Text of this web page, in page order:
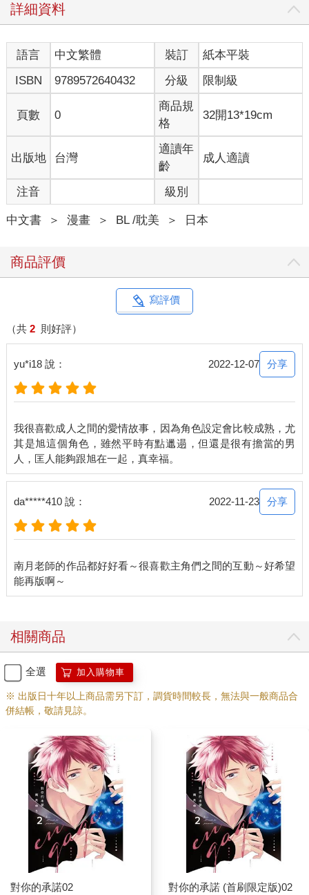
詳細資料
語言 中文繁體 裝訂
紙本平裝
ISBN
9789572640432 分級 限制級
頁數 0
商品規
格
32開13*19cm
出版地 台灣
適讀年
齡
成人適讀
注音 級別
中文書 ＞ 漫畫 ＞ BL /耽美 ＞ 日本
商品評價
寫評價
（共 2 則好評）
yu*i18 說： 2022-12-07 分享
我很喜歡成人之間的愛情故事，因為角色設定會比較成熟，尤
其是旭這個角色，雖然平時有點邋遢，但還是很有擔當的男
da*****410 說： 2022-11-23 分享
南月老師的作品都好好看～很喜歡主角們之間的互動～好希望
相關商品
全選 加入購物車
※ 出版日十年以上商品需另下訂，調貨時間較長，無法與一般商品合
併結帳，敬請見諒。
對你的承諾02 對你的承諾 (首刷限定版)02